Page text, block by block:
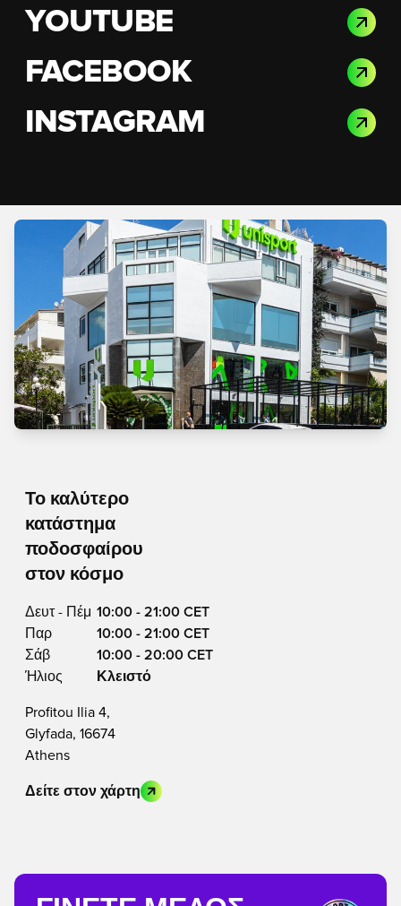
YOUTUBE
FACEBOOK
INSTAGRAM
Το καλύτερο
κατάστημα
ποδοσφαίρου
στον κόσμο
Δευτ - Πέμ 10:00 - 21:00 CET
Παρ
10:00 - 21:00 CET
Σάβ
10:00 - 20:00 CET
Ήλιος
Κλειστό
Profitou Ilia 4,
Glyfada, 16674
Athens
Δείτε στον χάρτη